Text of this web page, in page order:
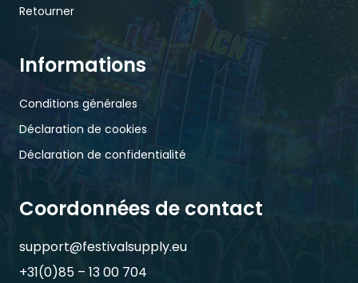
Retourner
Informations
Conditions générales
Déclaration de cookies
Déclaration de confidentialité
Coordonnées de contact
support@festivalsupply.eu
+31(0)85 – 13 00 704